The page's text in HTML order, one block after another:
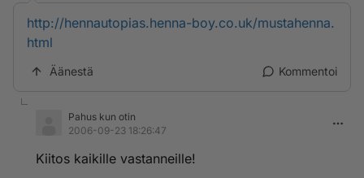
http://hennautopias.henna-boy.co.uk/mustahenna.
html
Äänestä Kommentoi
Pahus kun otin
2006-09-23 18:26:47
Kiitos kaikille vastanneille!